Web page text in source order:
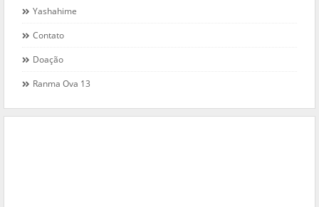
Yashahime
Contato
Doação
Ranma Ova 13